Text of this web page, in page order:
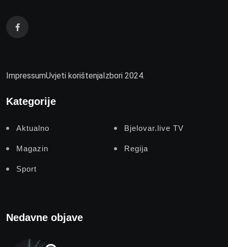
ImpressumUvjeti korištenja Izbori 2024.
Kategorije
Aktualno Bjelovar.live TV
Magazin Regija
Sport
Nedavne objave